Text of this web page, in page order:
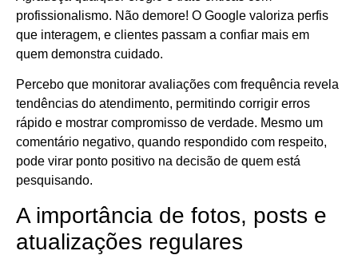
profissionalismo. Não demore! O Google valoriza perfis
que interagem, e clientes passam a confiar mais em
quem demonstra cuidado.
Percebo que monitorar avaliações com frequência revela
tendências do atendimento, permitindo corrigir erros
rápido e mostrar compromisso de verdade. Mesmo um
comentário negativo, quando respondido com respeito,
pode virar ponto positivo na decisão de quem está
pesquisando.
A importância de fotos, posts e
atualizações regulares